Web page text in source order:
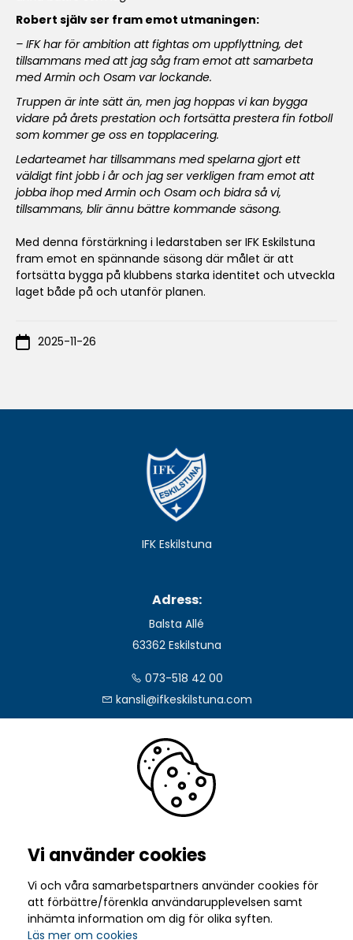
Robert själv ser fram emot utmaningen:
– IFK har för ambition att fightas om uppflyttning, det
tillsammans med att jag såg fram emot att samarbeta
med Armin och Osam var lockande.
Truppen är inte sätt än, men jag hoppas vi kan bygga
vidare på årets prestation och fortsätta prestera fin fotboll
som kommer ge oss en topplacering.
Ledarteamet har tillsammans med spelarna gjort ett
väldigt fint jobb i år och jag ser verkligen fram emot att
jobba ihop med Armin och Osam och bidra så vi,
tillsammans, blir ännu bättre kommande säsong.
Med denna förstärkning i ledarstaben ser IFK Eskilstuna
fram emot en spännande säsong där målet är att
fortsätta bygga på klubbens starka identitet och utveckla
laget både på och utanför planen.
2025-11-26
IFK Eskilstuna
Adress:
Balsta Allé
63362 Eskilstuna
073-518 42 00
kansli@ifkeskilstuna.com
Följ oss:
I samverkan med
Vi använder cookies
Vi och våra samarbetspartners använder cookies för
att förbättre/förenkla användarupplevelsen samt
inhämta information om dig för olika syften.
Läs mer om cookies